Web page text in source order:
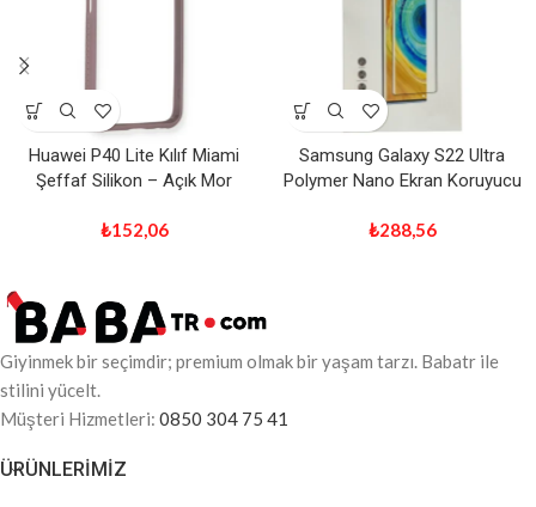
Huawei P40 Lite Kılıf Miami
Şeffaf Silikon – Açık Mor
₺152,06
Samsung Galaxy S22 Ultra
Polymer Nano Ekran Koruyucu
₺288,56
Giyinmek bir seçimdir; premium olmak bir yaşam tarzı. Babatr ile
stilini yücelt.
Müşteri Hizmetleri: 0850 304 75 41
ÜRÜNLERIMIZ